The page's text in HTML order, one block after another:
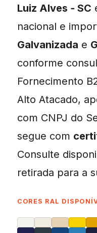
Luiz Alves ‑ SC
nacional e
Galvanizada e
conforme
Fornecimento
Alto Atacado,
com CNPJ do
segue com
Consulte
retirada para a
CORES RAL